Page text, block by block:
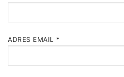
ADRES EMAIL *